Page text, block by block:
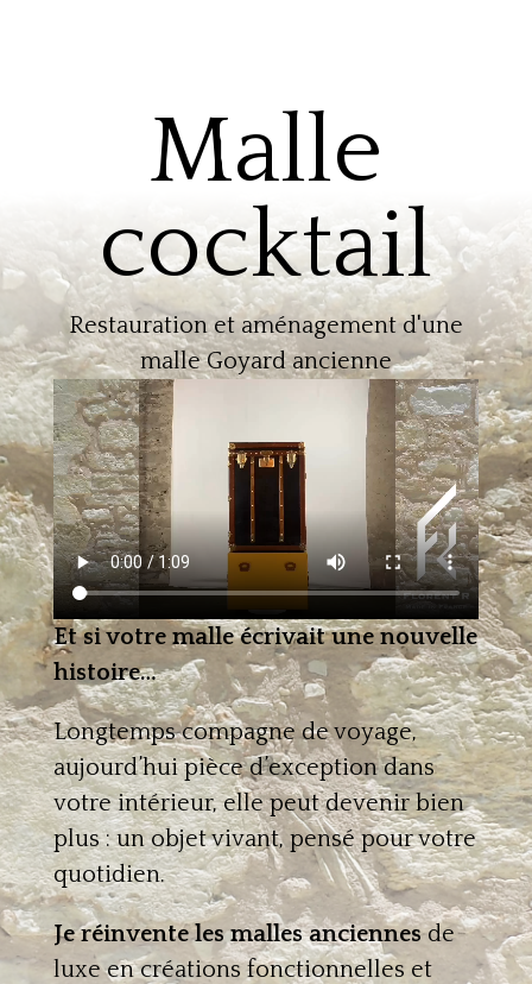
Malle
cocktail
Restauration et aménagement d'une
malle Goyard ancienne
Et si votre malle écrivait une nouvelle
histoire…
Longtemps compagne de voyage,
aujourd’hui pièce d’exception dans
votre intérieur, elle peut devenir bien
plus : un objet vivant, pensé pour votre
quotidien.
Je réinvente les malles anciennesde
luxe en créations fonctionnelles et